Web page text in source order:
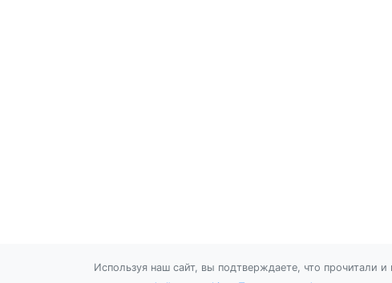
Используя наш сайт, вы подтверждаете, что прочитали и